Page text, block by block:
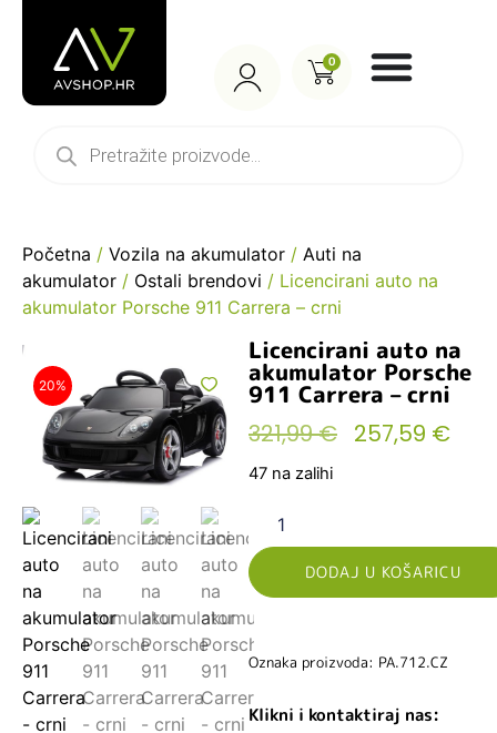
0
Početna / Vozila na akumulator / Auti na
akumulator / Ostali brendovi / Licencirani auto na
akumulator Porsche 911 Carrera – crni
20%
Licencirani auto na
akumulator Porsche
911 Carrera – crni
321,99€ 257,59 €
47 na zalihi
DODAJ U KOŠARICU
Oznaka proizvoda: PA.712.CZ
Klikni i kontaktiraj nas: